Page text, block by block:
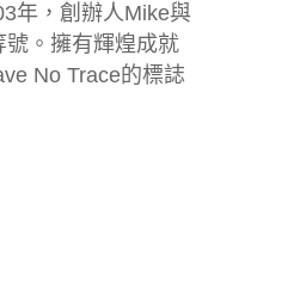
年，創辦人Mike與
。擁有輝煌成就
No Trace的標誌